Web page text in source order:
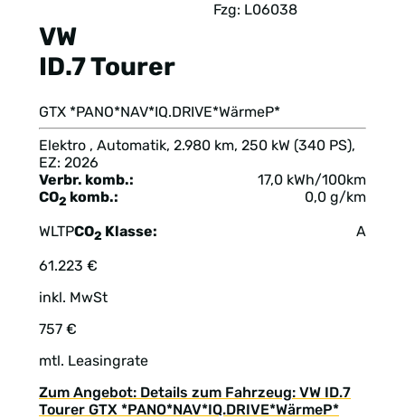
VW
ID.7 Tourer
Fzg: L06038
GTX *PANO*NAV*IQ.DRIVE*WärmeP*
Elektro , Automatik, 2.980 km, 250 kW (340 PS),
EZ: 2026
Verbr. komb.:
17,0 kWh/100km
CO2 komb.: 0,0 g/km
WLTPCO2 Klasse: A
61.223 €
inkl. MwSt
757 €
mtl. Leasingrate
Zum Angebot: Details zum Fahrzeug: VW ID.7
Tourer GTX *PANO*NAV*IQ.DRIVE*WärmeP*